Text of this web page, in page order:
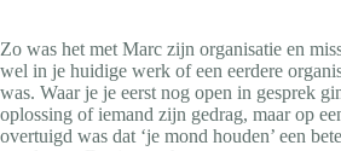
Zo was het met Marc zijn organisatie en
wel in je huidige werk of een eerdere
was. Waar je je eerst nog open in gesprek
oplossing of iemand zijn gedrag, maar op
overtuigd was dat ‘je mond houden’ een